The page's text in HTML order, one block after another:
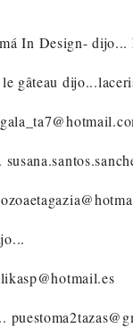
In Design- dijo...
gâteau